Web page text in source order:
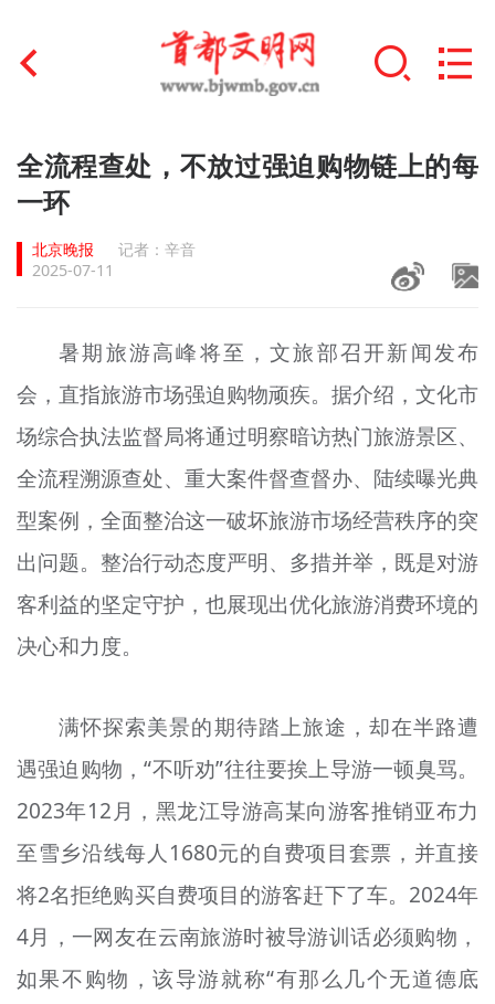
首页
文明创建
文明实践
未成年人思想道德建设
榜样人物
+
身边好人
文明评论
北京宣传文化引导基金
资料库
+
全流程查处，不放过强迫购物链上的每
一环
北京晚报
记者：辛音
2025-07-11
暑期旅游高峰将至，文旅部召开新闻发布
会，直指旅游市场强迫购物顽疾。据介绍，文化市
场综合执法监督局将通过明察暗访热门旅游景区、
全流程溯源查处、重大案件督查督办、陆续曝光典
型案例，全面整治这一破坏旅游市场经营秩序的突
出问题。整治行动态度严明、多措并举，既是对游
客利益的坚定守护，也展现出优化旅游消费环境的
决心和力度。
满怀探索美景的期待踏上旅途，却在半路遭
遇强迫购物，“不听劝”往往要挨上导游一顿臭骂。
2023年12月，黑龙江导游高某向游客推销亚布力
至雪乡沿线每人1680元的自费项目套票，并直接
将2名拒绝购买自费项目的游客赶下了车。2024年
4月，一网友在云南旅游时被导游训话必须购物，
如果不购物，该导游就称“有那么几个无道德底